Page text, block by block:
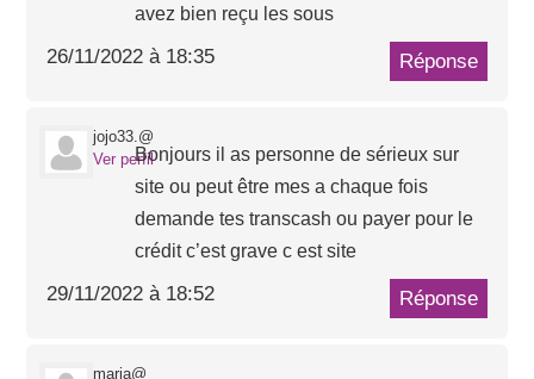
avez bien reçu les sous
26/11/2022 à 18:35 Réponse
jojo33.@
Ver perfilBonjours il as personne de sérieux sur
site ou peut être mes a chaque fois
demande tes transcash ou payer pour le
crédit c’est grave c est site
29/11/2022 à 18:52 Réponse
maria@